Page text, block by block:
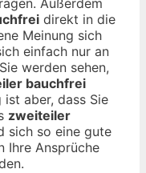
Außerdem
direkt in die
Meinung sich
einfach nur an
werden sehen,
bauchfrei
aber, dass Sie
zweiteiler
sich so eine gute
Ihre Ansprüche